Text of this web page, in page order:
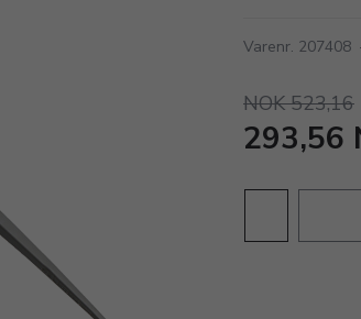
Varenr. 207408
NOK 523,16
293,56